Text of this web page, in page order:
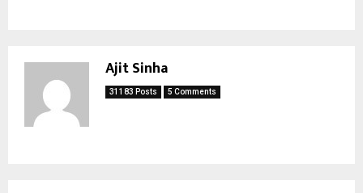
Ajit Sinha
31183 Posts 5 Comments